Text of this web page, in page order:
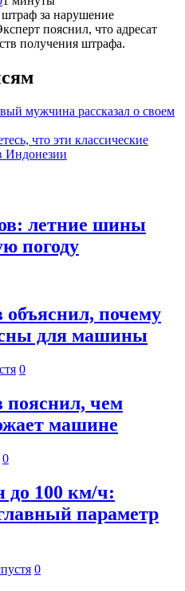
за нарушение
пояснил, что адресат
получения штрафа.
мужчина рассказал о своем
что эти классические
Индонезии
летние шины
погоду
объяснил, почему
для машины
0
пояснил, чем
машине
0
до 100 км/ч:
параметр
0